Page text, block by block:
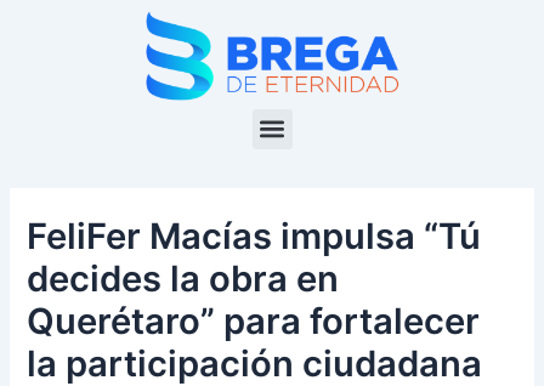
Menu
FeliFer Macías impulsa “Tú
decides la obra en
Querétaro” para fortalecer
la participación ciudadana